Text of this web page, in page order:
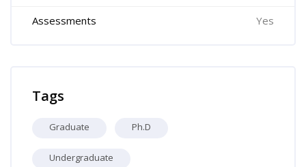
Assessments Yes
Tags
Graduate Ph.D
Undergraduate